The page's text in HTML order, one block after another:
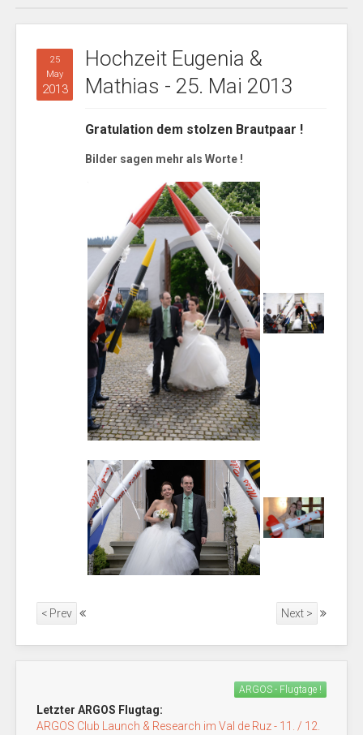
25
May
2013
Hochzeit Eugenia &
Mathias - 25. Mai 2013
Gratulation dem stolzen Brautpaar !
Bilder sagen mehr als Worte !
< Prev Next >
ARGOS - Flugtage !
Letzter ARGOS Flugtag:
ARGOS Club Launch & Research im Val de Ruz - 11. / 12.